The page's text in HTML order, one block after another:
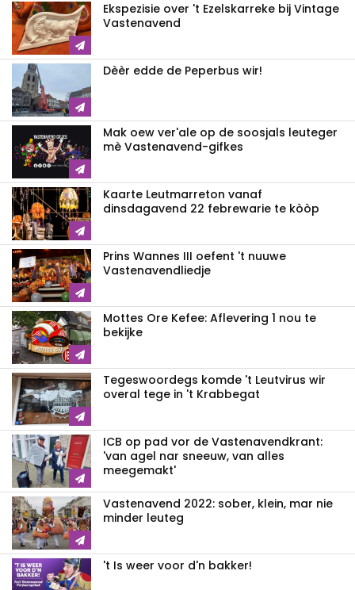
Ekspezisie over 't Ezelskarreke bij Vintage
Vastenavend
Dèèr edde de Peperbus wir!
Mak oew ver'ale op de soosjals leuteger
mè Vastenavend-gifkes
Kaarte Leutmarreton vanaf
dinsdagavend 22 febrewarie te kòòp
Prins Wannes III oefent 't nuuwe
Vastenavendliedje
Mottes Ore Kefee: Aflevering 1 nou te
bekijke
Tegeswoordegs komde 't Leutvirus wir
overal tege in 't Krabbegat
ICB op pad vor de Vastenavendkrant:
'van agel nar sneeuw, van alles
meegemakt'
Vastenavend 2022: sober, klein, mar nie
minder leuteg
't Is weer voor d'n bakker!